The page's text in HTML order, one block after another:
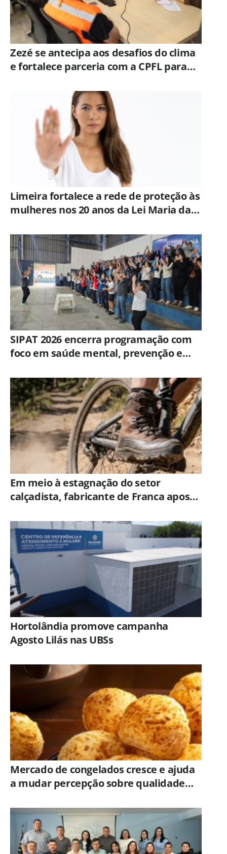
Zezé se antecipa aos desafios do clima
e fortalece parceria com a CPFL para
Limeira fortalece a rede de proteção às
mulheres nos 20 anos da Lei Maria da
SIPAT 2026 encerra programação com
foco em saúde mental, prevenção e
Americana
Em meio à estagnação do setor
calçadista, fabricante de Franca aposta
especializado
Hortolândia promove campanha
Agosto Lilás nas UBSs
Mercado de congelados cresce e ajuda
a mudar percepção sobre qualidade